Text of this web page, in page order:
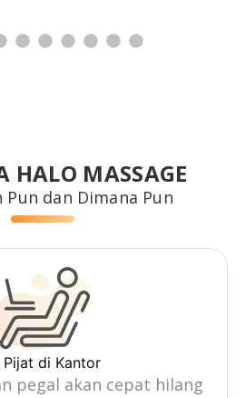
HALO MASSAGE
Pun dan Dimana Pun
Pijat di Kantor
pegal akan cepat hilang